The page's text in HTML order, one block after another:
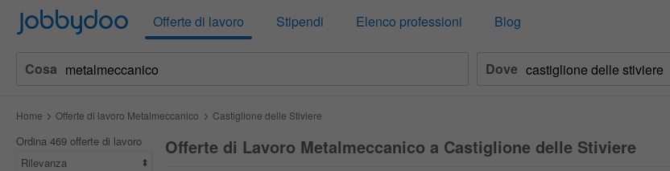
Jobbydoo Offerte di lavoro Stipendi Elenco professioni Blog
Cosa Dove
Home Offerte di lavoro Metalmeccanico Castiglione delle Stiviere
Ordina 469 offerte di lavoro
Rilevanza
Offerte di Lavoro Metalmeccanico a Castiglione delle Stiviere